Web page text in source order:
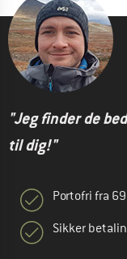
"Jeg finder de
til dig!"
Portofri fra
Sikker